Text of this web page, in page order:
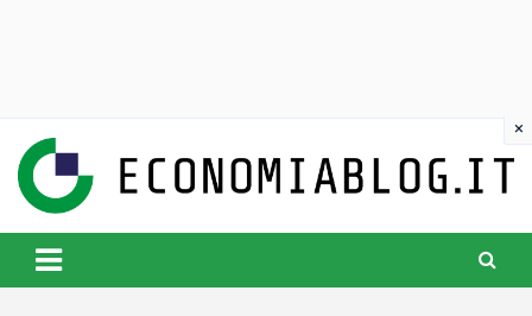
content
www.economiablog.it